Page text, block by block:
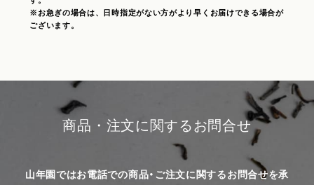
※お急ぎの場合は、日時指定がない方がより早くお届けできる場合が
ございます。
商品・注文に関するお問合せ
山年園ではお電話での商品・ご注文に関するお問合せを承